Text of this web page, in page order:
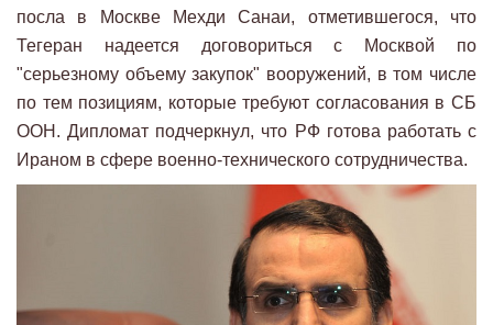
посла в Москве Мехди Санаи, отметившегося, что
Тегеран надеется договориться с Москвой по
"серьезному объему закупок" вооружений, в том числе
по тем позициям, которые требуют согласования в СБ
ООН. Дипломат подчеркнул, что РФ готова работать с
Ираном в сфере военно-технического сотрудничества.